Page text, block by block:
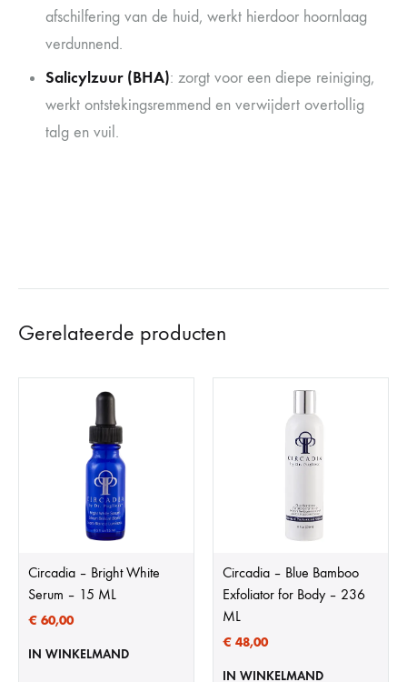
afschilfering van de huid, werkt hierdoor hoornlaag
verdunnend.
Salicylzuur (BHA): zorgt voor een diepe reiniging,
werkt ontstekingsremmend en verwijdert overtollig
talg en vuil.
Gerelateerde producten
Circadia – Bright White
Serum – 15 ML
€ 60,00
IN WINKELMAND
Circadia – Blue Bamboo
Exfoliator for Body – 236
ML
€ 48,00
IN WINKELMAND